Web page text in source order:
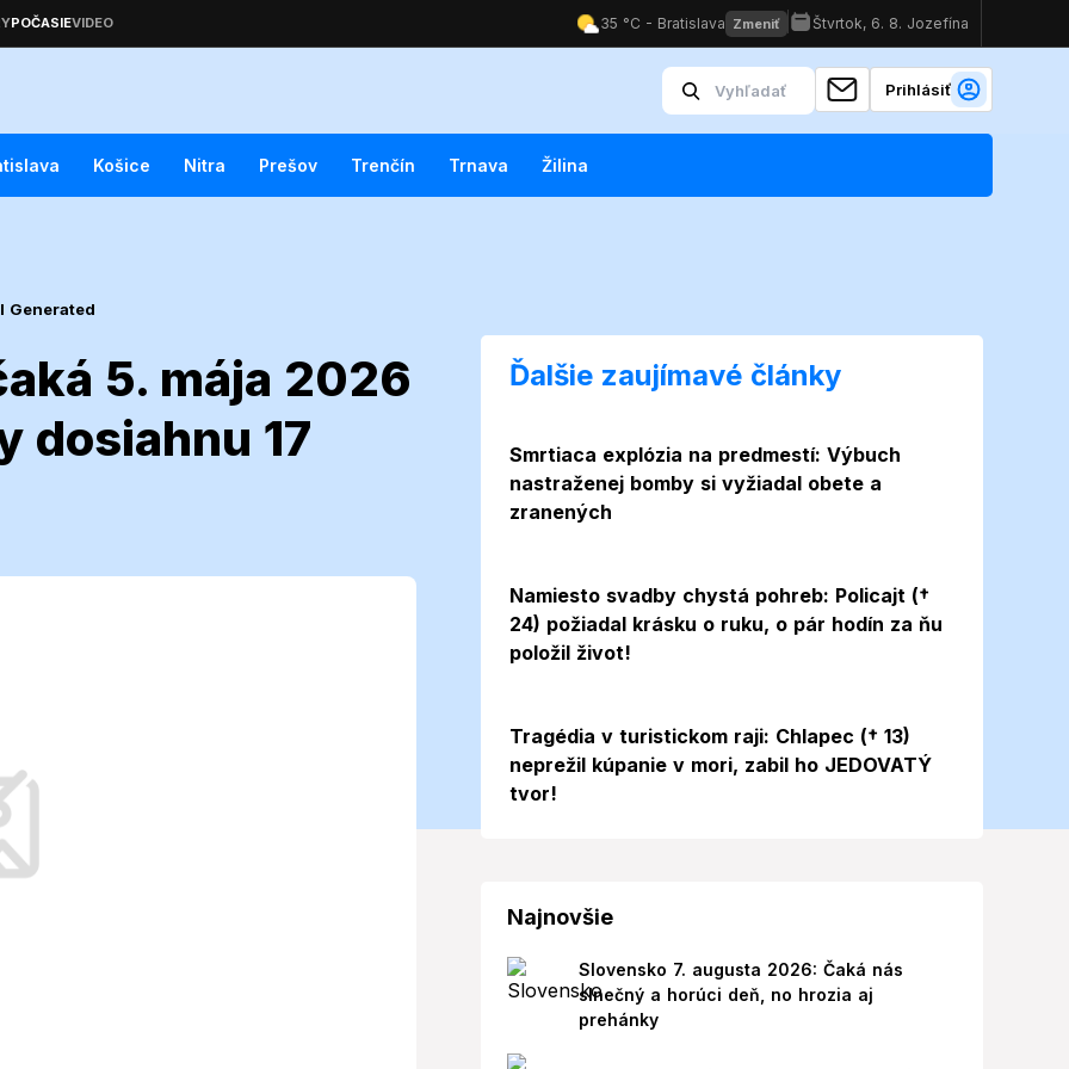
Prihlásiť
Košice Nitra Prešov Trenčín Trnava Žilina
Generated
5. mája 2026
dosiahnu 17
čaká 5.
deň,
aj určité aspekty vyžadujúce
Ďalšie zaujímavé články
Smrtiaca explózia na predmestí: Výbuch
nastraženej bomby si vyžiadal obete a
zranených
Namiesto svadby chystá pohreb: Policajt (†
24) požiadal krásku o ruku, o pár hodín za ňu
položil život!
Tragédia v turistickom raji: Chlapec († 13)
neprežil kúpanie v mori, zabil ho JEDOVATÝ
tvor!
Najnovšie
Slovensko 7. augusta 2026: Čaká nás
slnečný a horúci deň, no hrozia aj
prehánky